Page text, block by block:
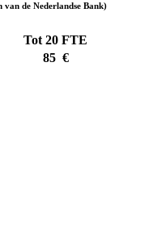
de Nederlandse Bank)
Tot 20 FTE
85 €